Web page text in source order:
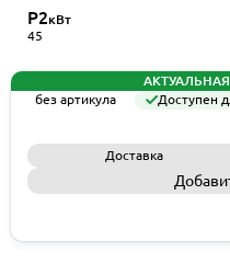
P2кВт
45
без артикула
Доступен
Доставка